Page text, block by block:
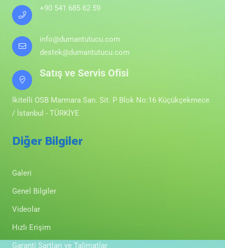
+90 541 685 62 59
info@dumantutucu.com
destek@dumantutucu.com
Satış ve Servis Ofisi
İkitelli OSB Marmara San. Sit. P Blok No:16 Küçükçekmece
/ İstanbul - TÜRKİYE
Diğer Bilgiler
Galeri
Genel Bilgiler
Videolar
Hızlı Erişim
Garanti Şartları ve Talimatlar